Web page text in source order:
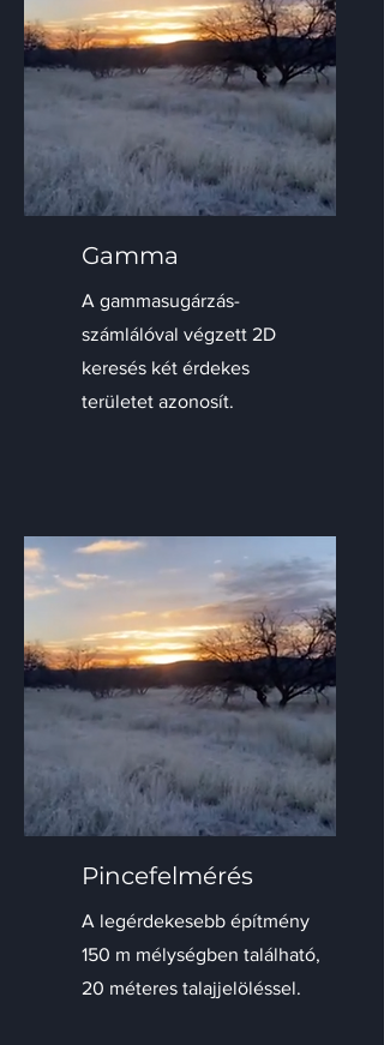
Gamma
A gammasugárzás-
számlálóval végzett 2D
keresés két érdekes
területet azonosít.
Pincefelmérés
A legérdekesebb építmény
150 m mélységben található,
20 méteres talajjelöléssel.